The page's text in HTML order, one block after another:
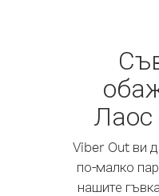
Лаос
Viber Out ви
по-малко
нашите